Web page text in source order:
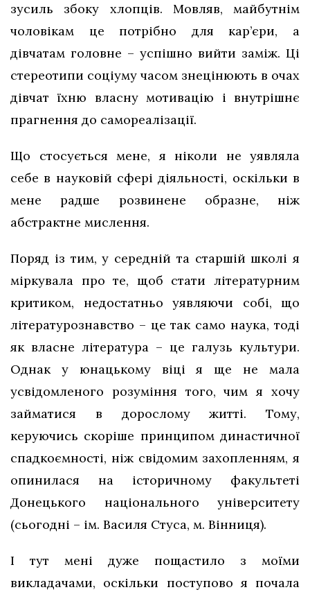
зусиль збоку хлопців. Мовляв, майбутнім
чоловікам це потрібно для кар’єри, а
дівчатам головне – успішно вийти заміж. Ці
стереотипи соціуму часом знецінюють в очах
дівчат їхню власну мотивацію і внутрішнє
прагнення до самореалізації.
Що стосується мене, я ніколи не уявляла
себе в науковій сфері діяльності, оскільки в
мене радше розвинене образне, ніж
абстрактне мислення.
Поряд із тим, у середній та старшій школі я
міркувала про те, щоб стати літературним
критиком, недостатньо уявляючи собі, що
літературознавство – це так само наука, тоді
як власне література – це галузь культури.
Однак у юнацькому віці я ще не мала
усвідомленого розуміння того, чим я хочу
займатися в дорослому житті. Тому,
керуючись скоріше принципом династичної
спадкоємності, ніж свідомим захопленням, я
опинилася на історичному факультеті
Донецького національного університету
(сьогодні – ім. Василя Стуса, м. Вінниця).
І тут мені дуже пощастило з моїми
викладачами, оскільки поступово я почала